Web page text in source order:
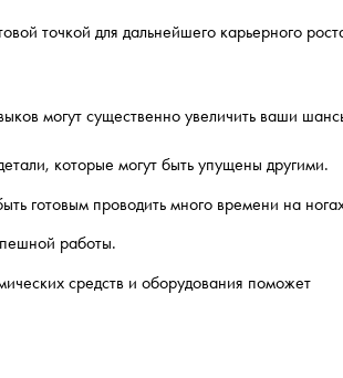
точкой для дальнейшего карьерного
могут существенно увеличить ваши
которые могут быть упущены другими.
готовым проводить много времени на
работы.
средств и оборудования поможет